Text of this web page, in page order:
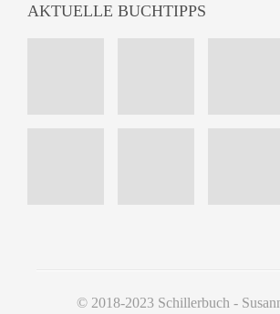
AKTUELLE BUCHTIPPS
© 2018-2023 Schillerbuch -